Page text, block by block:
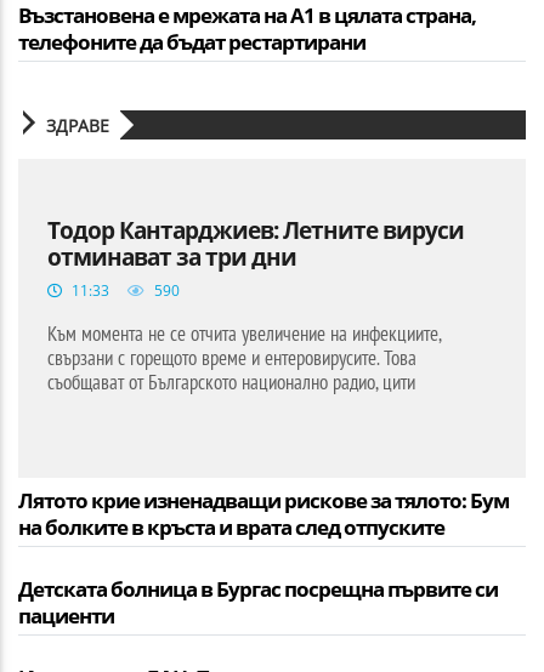
Възстановена е мрежата на А1 в цялата страна,
телефоните да бъдат рестартирани
ЗДРАВЕ
Тодор Кантарджиев: Летните вируси
отминават за три дни
11:33 590
Към момента не се отчита увеличение на инфекциите,
свързани с горещото време и ентеровирусите. Това
съобщават от Българското национално радио, цити
Лятото крие изненадващи рискове за тялото: Бум
на болките в кръста и врата след отпуските
Детската болница в Бургас посрещна първите си
пациенти